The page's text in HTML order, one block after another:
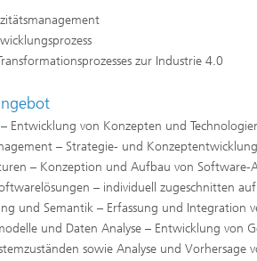
zur Industrie 4.0
Entwicklung von Konzepten und
– Strategie- und
– Konzeption und Aufbau von
– individuell zugeschnitten
und Semantik – Erfassung und Integration
und Daten Analyse – Entwicklung von
sowie Analyse und Vorhersage